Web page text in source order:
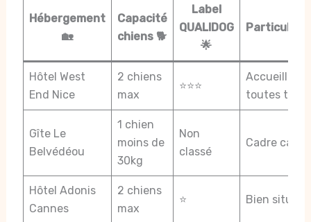
Hébergement
🏡
Capacité
chiens 🐕
Label
QUALIDOG
🌟
Hôtel West
End Nice
2 chiens
max
⭐⭐⭐
Accueille
toutes
Gîte Le
Belvédéou
1 chien
moins de
30kg
Non
classé
Cadre calme
Hôtel Adonis
Cannes
2 chiens
max
⭐ Bien situé